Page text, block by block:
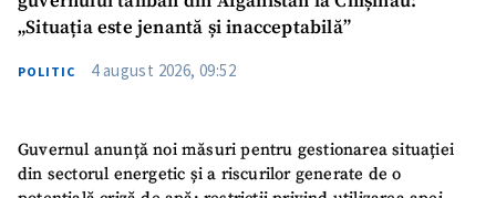
„Situația este jenantă și inacceptabilă”
POLITIC 4 august 2026, 09:52
Guvernul anunță noi măsuri pentru gestionarea situației
din sectorul energetic și a riscurilor generate de o